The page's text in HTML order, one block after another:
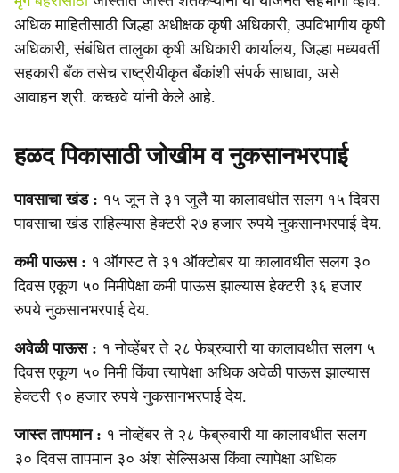
अधिक माहितीसाठी जिल्हा अधीक्षक कृषी अधिकारी, उपविभागीय कृषी
अधिकारी, संबंधित तालुका कृषी अधिकारी कार्यालय, जिल्हा मध्यवर्ती
सहकारी बँक तसेच राष्ट्रीयीकृत बँकांशी संपर्क साधावा, असे
आवाहन श्री. कच्छवे यांनी केले आहे.
हळद पिकासाठी जोखीम व नुकसानभरपाई
पावसाचा खंड : १५ जून ते ३१ जुलै या कालावधीत सलग १५ दिवस
पावसाचा खंड राहिल्यास हेक्टरी २७ हजार रुपये नुकसानभरपाई देय.
कमी पाऊस : १ ऑगस्ट ते ३१ ऑक्टोबर या कालावधीत सलग ३०
दिवस एकूण ५० मिमीपेक्षा कमी पाऊस झाल्यास हेक्टरी ३६ हजार
रुपये नुकसानभरपाई देय.
अवेळी पाऊस : १ नोव्हेंबर ते २८ फेब्रुवारी या कालावधीत सलग ५
दिवस एकूण ५० मिमी किंवा त्यापेक्षा अधिक अवेळी पाऊस झाल्यास
हेक्टरी ९० हजार रुपये नुकसानभरपाई देय.
जास्त तापमान : १ नोव्हेंबर ते २८ फेब्रुवारी या कालावधीत सलग
३० दिवस तापमान ३० अंश सेल्सिअस किंवा त्यापेक्षा अधिक